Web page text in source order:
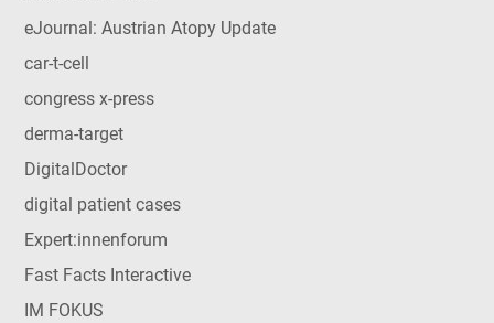
eJournal: Austrian Atopy Update
car-t-cell
congress x-press
derma-target
DigitalDoctor
digital patient cases
Expert:innenforum
Fast Facts Interactive
IM FOKUS